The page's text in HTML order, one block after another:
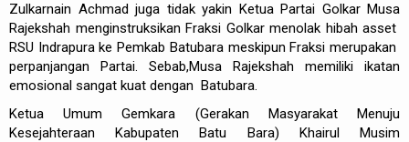
Zulkarnain Achmad juga tidak yakin Ketua Partai Golkar Musa
Rajekshah menginstruksikan Fraksi Golkar menolak hibah asset
RSU Indrapura ke Pemkab Batubara meskipun Fraksi merupakan
perpanjangan Partai. Sebab,Musa Rajekshah memiliki ikatan
emosional sangat kuat dengan Batubara.
Ketua Umum Gemkara (Gerakan Masyarakat Menuju
Kesejahteraan Kabupaten Batu Bara) Khairul Musim